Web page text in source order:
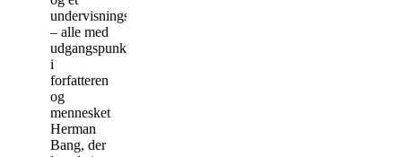
undervisningsmateriale
– alle med
udgangspunkt
i
forfatteren
og
mennesket
Herman
Bang, der